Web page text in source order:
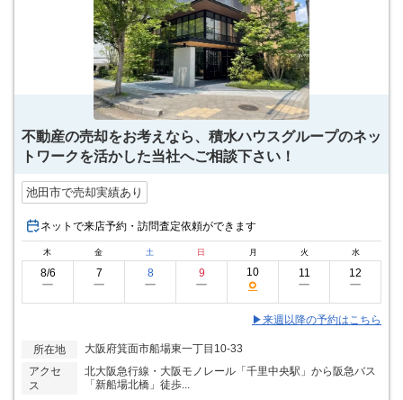
不動産の売却をお考えなら、積水ハウスグループのネッ
トワークを活かした当社へご相談下さい！
池田市で売却実績あり
ネットで来店予約・訪問査定依頼ができます
木 金 土 日 月 火 水
8/6
ー
7
ー
8
ー
9
ー
10
○
11
ー
12
ー
▶来週以降の予約はこちら
所在地
大阪府箕面市船場東一丁目10-33
アクセ
ス
北大阪急行線・大阪モノレール「千里中央駅」から阪急バス
「新船場北橋」徒歩...